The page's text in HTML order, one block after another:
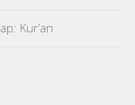
Kur’an